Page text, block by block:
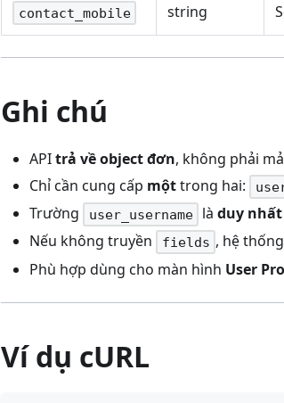
contact_mobile string
Ghi chú
APItrả về object đơn, không phải
Chỉ cần cung cấp mộttrong hai:
Trường
user_username làduy nhất
Nếu không truyền
fields , hệ
Phù hợp dùng cho màn hình User
Ví dụ cURL